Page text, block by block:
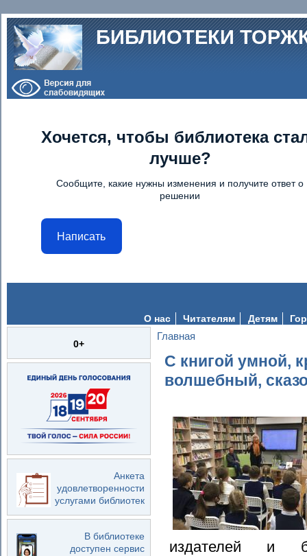
Перейти к основному содержанию
БИБЛИОТЕКИ
Хочется, чтобы библиотека
лучше?
Сообщите, какие нужны изменения и получите ответ о
решении
Написать
О нас Читателям Детям
0+
Анкета
удовлетворенности
услугами библиотек
В библиотеке
доступен сервис
Вы здесь
Главная
С книгой умной,
волшебный,
издателей и